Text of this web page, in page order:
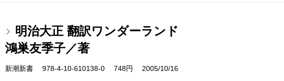
明治大正 翻訳ワンダーランド
鴻巣友季子／著
新潮新書 978-4-10-610138-0 748円 2005/10/16